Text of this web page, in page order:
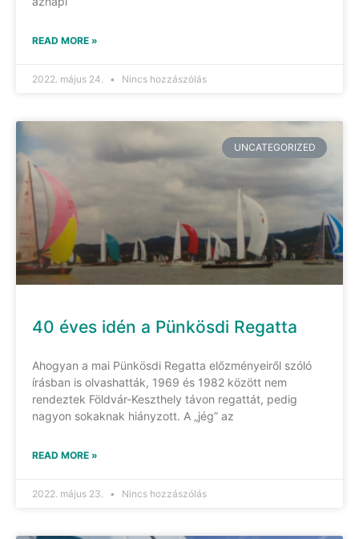
READ MORE »
2022. május 24. Nincs hozzászólás
UNCATEGORIZED
40 éves idén a Pünkösdi Regatta
Ahogyan a mai Pünkösdi Regatta előzményeiről szóló
írásban is olvashatták, 1969 és 1982 között nem
rendeztek Földvár-Keszthely távon regattát, pedig
nagyon sokaknak hiányzott. A „jég” az
READ MORE »
2022. május 23. Nincs hozzászólás